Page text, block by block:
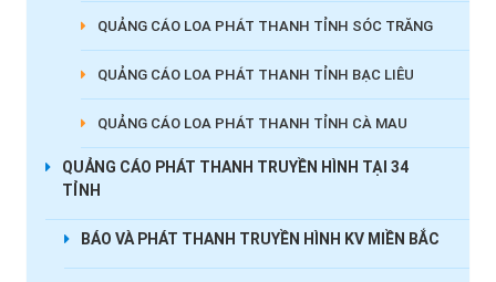
QUẢNG CÁO LOA PHÁT THANH TỈNH SÓC TRĂNG
QUẢNG CÁO LOA PHÁT THANH TỈNH BẠC LIÊU
QUẢNG CÁO LOA PHÁT THANH TỈNH CÀ MAU
QUẢNG CÁO PHÁT THANH TRUYỀN HÌNH TẠI 34
TỈNH
BÁO VÀ PHÁT THANH TRUYỀN HÌNH KV MIỀN BẮC